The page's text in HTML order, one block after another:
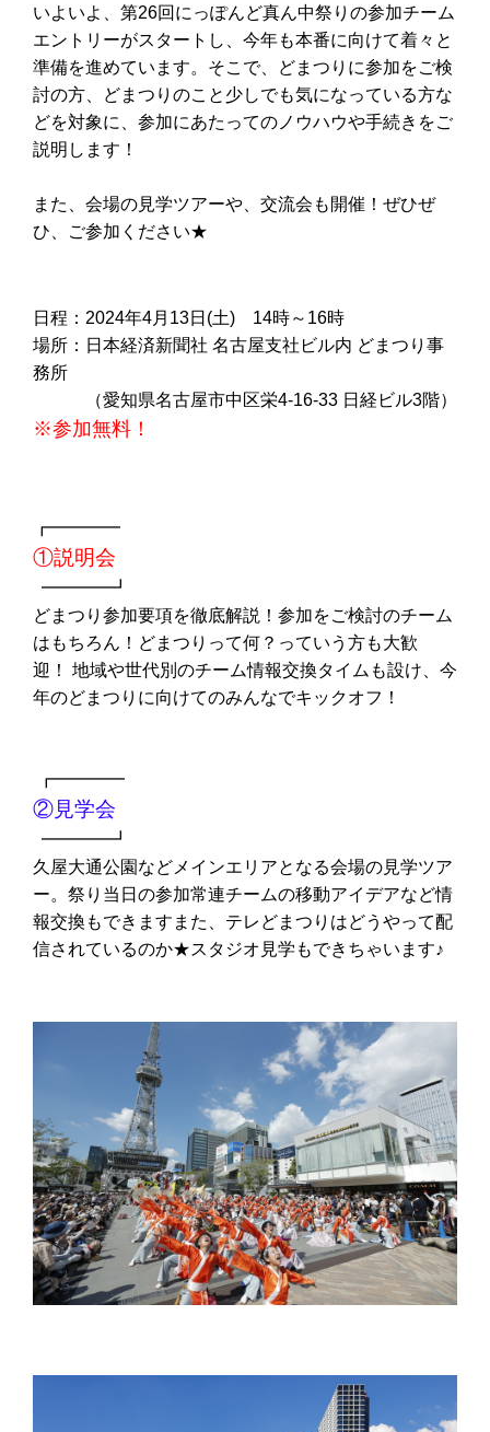
いよいよ、第26回にっぽんど真ん中祭りの参加チーム
エントリーがスタートし、今年も本番に向けて着々と
準備を進めています。そこで、どまつりに参加をご検
討の方、どまつりのこと少しでも気になっている方な
どを対象に、参加にあたってのノウハウや手続きをご
説明します！
また、会場の見学ツアーや、交流会も開催！ぜひぜ
ひ、ご参加ください★
日程：2024年4月13日(土) 14時～16時
場所：日本経済新聞社 名古屋支社ビル内 どまつり事
務所
（愛知県名古屋市中区栄4-16-33 日経ビル3階）
※参加無料！
┏━━━━
①説明会
━━━━┛
どまつり参加要項を徹底解説！参加をご検討のチーム
はもちろん！どまつりって何？っていう方も大歓
迎！ 地域や世代別のチーム情報交換タイムも設け、今
年のどまつりに向けてのみんなでキックオフ！
┏━━━━
②見学会
━━━━┛
久屋大通公園などメインエリアとなる会場の見学ツア
ー。祭り当日の参加常連チームの移動アイデアなど情
報交換もできますまた、テレどまつりはどうやって配
信されているのか★スタジオ見学もできちゃいます♪